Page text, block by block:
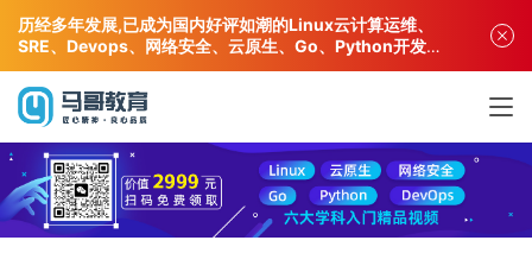
历经多年发展,已成为国内好评如潮的Linux云计算运维、
SRE、Devops、网络安全、云原生、Go、Python开发专
业人才培训机构!